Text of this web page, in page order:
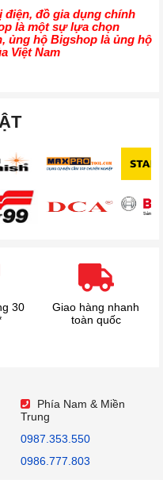
điện, đồ gia dụng chính
là một sự lựa chọn
ủng hộ Bigshop là ủng hộ
Việt Nam
30
Giao hàng nhanh
toàn quốc
Phía Nam & Miền
Trung
0987.353.550
0986.777.803